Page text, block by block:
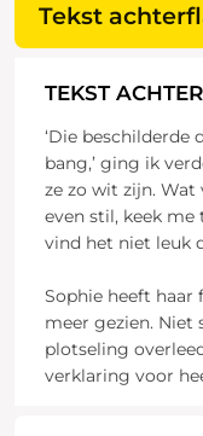
Tekst
TEKST
‘Die beschilderde
bang,’ ging ik
ze zo wit zijn. Wat
even stil, keek me
vind het niet leuk
Sophie heeft haar
meer gezien. Niet
plotseling
verklaring voor